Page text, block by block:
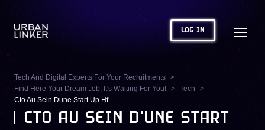
LOG IN
Tech And Digital Experts For Your Recruitments
Find Here Your Dream Job, It's Waiting For You!
Tech
Cto Au Sein Dune Start Up Hf
CTO AU SEIN D'UNE START